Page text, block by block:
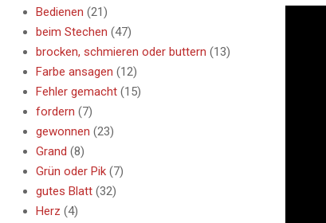
Bedienen (21)
beim Stechen (47)
brocken, schmieren oder buttern (13)
Farbe ansagen (12)
Fehler gemacht (15)
fordern (7)
gewonnen (23)
Grand (8)
Grün oder Pik (7)
gutes Blatt (32)
Herz (4)